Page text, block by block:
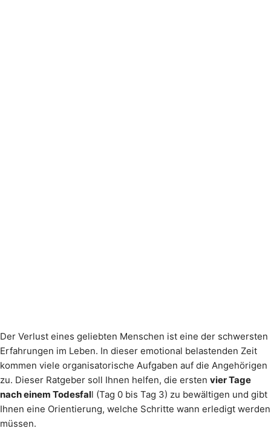
Der Verlust eines geliebten Menschen ist eine der schwersten
Erfahrungen im Leben. In dieser emotional belastenden Zeit
kommen viele organisatorische Aufgaben auf die Angehörigen
zu. Dieser Ratgeber soll Ihnen helfen, die ersten vier Tage
nach einem Todesfall (Tag 0 bis Tag 3) zu bewältigen und gibt
Ihnen eine Orientierung, welche Schritte wann erledigt werden
müssen.